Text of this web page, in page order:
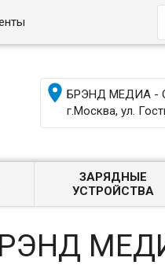
БРЭНД МЕДИА -
г.Москва, ул.
ЗАРЯДНЫЕ
УСТРОЙСТВА